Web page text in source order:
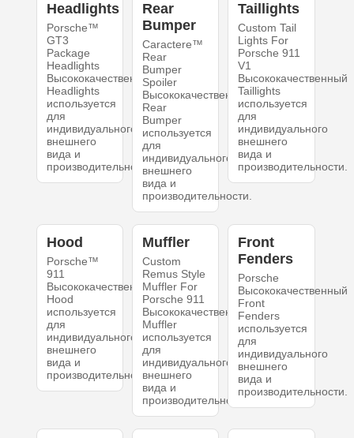
Headlights
Porsche™
GT3
Package
Headlights
Высококачественный
Headlights
используется
для
индивидуального
внешнего
вида и
производительности.
Rear
Bumper
Caractere™
Rear
Bumper
Spoiler
Высококачественный
Rear
Bumper
используется
для
индивидуального
внешнего
вида и
производительности.
Taillights
Custom Tail
Lights For
Porsche 911
V1
Высококачественный
Taillights
используется
для
индивидуального
внешнего
вида и
производительности.
Hood
Porsche™
911
Высококачественный
Hood
используется
для
индивидуального
внешнего
вида и
производительности.
Muffler
Custom
Remus Style
Muffler For
Porsche 911
Высококачественный
Muffler
используется
для
индивидуального
внешнего
вида и
производительности.
Front
Fenders
Porsche
Высококачественный
Front
Fenders
используется
для
индивидуального
внешнего
вида и
производительности.